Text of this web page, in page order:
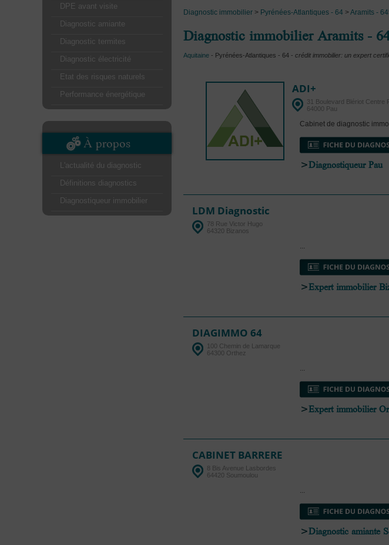
DPE avant visite
Diagnostic amiante
Diagnostic termites
Diagnostic électricité
Etat des risques naturels
Performance énergétique
À propos
L'actualité du diagnostic
Définitions diagnostics
Diagnostiqueur immobilier
Diagnostic immobilier > Pyrénées-Atlantiques - 64 >Aramits -
Diagnostic immobilier Aramits -
Aquitaine - Pyrénées-Atlantiques - 64 - crédit immobilier: un expert
ADI+
31 Boulevard Blériot Centre
64000 Pau
Cabinet de diagnostic
>Diagnostiqueur Pau
LDM Diagnostic
78 Rue Victor Hugo
64320 Bizanos
...
>Expert immobilier
DIAGIMMO 64
100 Chemin de Lamarque
64300 Orthez
...
>Expert immobilier
CABINET BARRERE
8 Bis Avenue Lasbordes
64420 Soumoulou
...
>Diagnostic amiante